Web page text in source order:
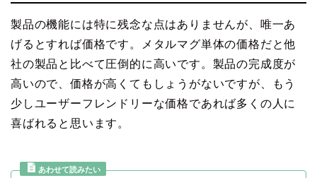
製品の機能には特に残念な点はありませんが、唯一あ
げるとすれば価格です。メタルマグ単体の価格だと他
社の製品と比べて圧倒的に高いです。製品の完成度が
高いので、価格が高くてもしょうがないですが、もう
少しユーザーフレンドリーな価格であれば多くの人に
喜ばれると思います。